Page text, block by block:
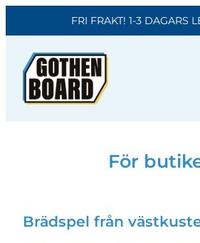
FRI FRAKT! 1-3 DAGARS
innehåll
För
Brädspel från